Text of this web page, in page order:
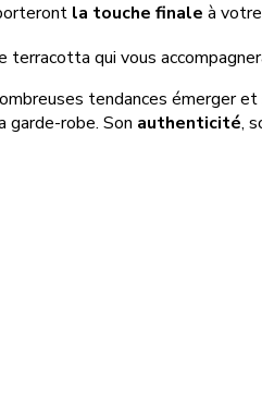
la touche finale à
qui vous
tendances émerger
garde-robe. Son authenticité,